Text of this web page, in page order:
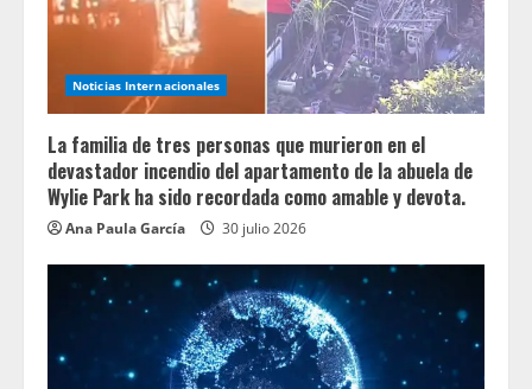
Noticias Internacionales
La familia de tres personas que murieron en el
devastador incendio del apartamento de la abuela de
Wylie Park ha sido recordada como amable y devota.
Ana Paula García 30 julio 2026